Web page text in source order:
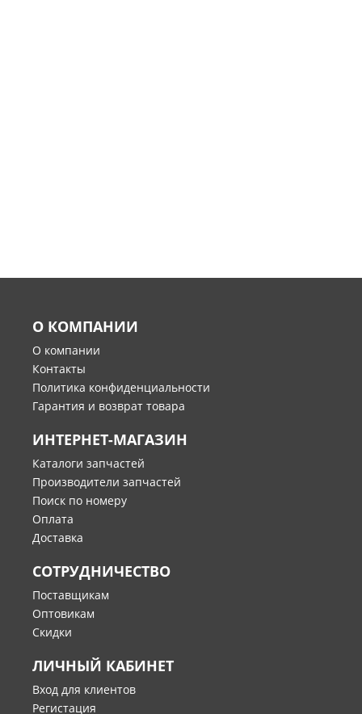
О КОМПАНИИ
О компании
Контакты
Политика конфиденциальности
Гарантия и возврат товара
ИНТЕРНЕТ-МАГАЗИН
Каталоги запчастей
Производители запчастей
Поиск по номеру
Оплата
Доставка
СОТРУДНИЧЕСТВО
Поставщикам
Оптовикам
Скидки
ЛИЧНЫЙ КАБИНЕТ
Вход для клиентов
Регистация